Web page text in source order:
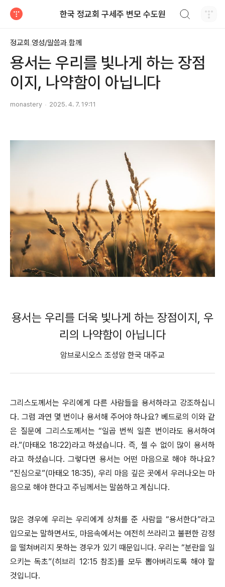
한국 정교회 구세주 변모 수도원
정교회 영성/말씀과 함께
용서는 우리를 빛나게 하는 장점
이지, 나약함이 아닙니다
monastery 2025. 4. 7. 19:11
용서는 우리를 더욱 빛나게 하는 장점이지, 우
리의 나약함이 아닙니다
암브로시오스 조성암 한국 대주교
그리스도께서는 우리에게 다른 사람들을 용서하라고 강조하십니
다. 그럼 과연 몇 번이나 용서해 주어야 하나요? 베드로의 이와 같
은 질문에 그리스도께서는 “일곱 번씩 일흔 번이라도 용서하여
라.”(마태오 18:22)라고 하셨습니다. 즉, 셀 수 없이 많이 용서하
라고 하셨습니다. 그렇다면 용서는 어떤 마음으로 해야 하나요?
“진심으로”(마태오 18:35), 우리 마음 깊은 곳에서 우러나오는 마
음으로 해야 한다고 주님께서는 말씀하고 계십니다.
많은 경우에 우리는 우리에게 상처를 준 사람을 “용서한다”라고
입으로는 말하면서도, 마음속에서는 여전히 쓰라리고 불편한 감정
을 떨쳐버리지 못하는 경우가 있기 때문입니다. 우리는 “분란을 일
으키는 독초”(히브리 12:15 참조)를 모두 뽑아버리도록 해야 할
것입니다.